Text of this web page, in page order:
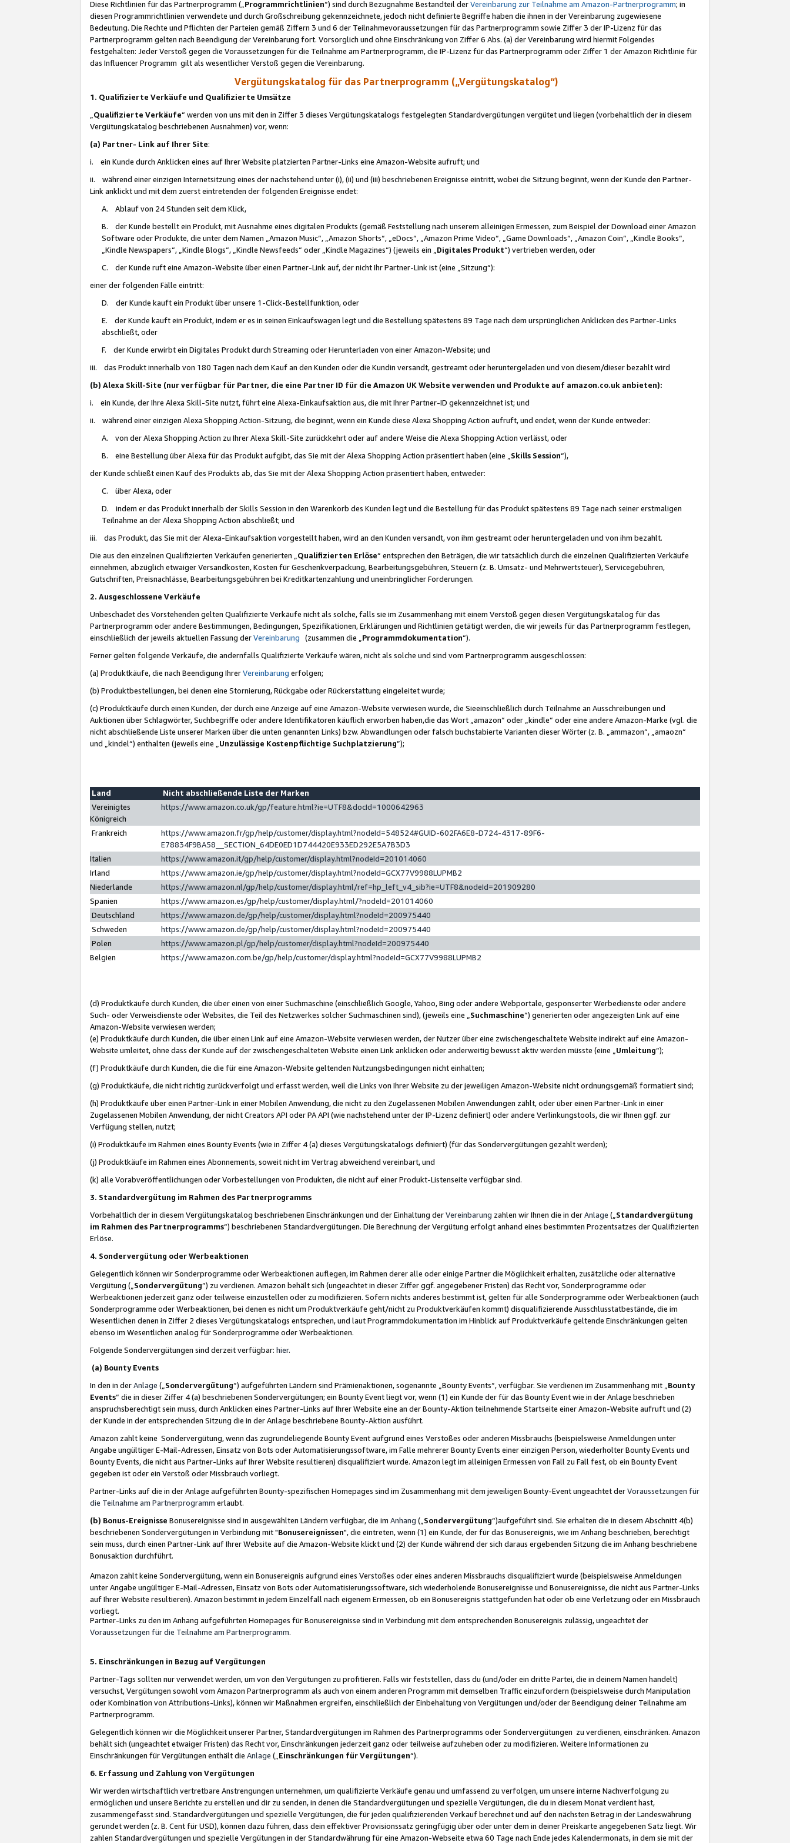
Diese Richtlinien für das Partnerprogramm („Programmrichtlinien“) sind durch Bezugnahme Bestandteil derVereinbarung zur Teilnahme am Amazon-Partnerprogramm; in
diesen Programmrichtlinien verwendete und durch Großschreibung gekennzeichnete, jedoch nicht definierte Begriffe haben die ihnen in der Vereinbarung zugewiesene
Bedeutung. Die Rechte und Pflichten der Parteien gemäß Ziffern 3 und 6 der Teilnahmevoraussetzungen für das Partnerprogramm sowie Ziffer 3 der IP-Lizenz für das
Partnerprogramm gelten nach Beendigung der Vereinbarung fort. Vorsorglich und ohne Einschränkung von Ziffer 6 Abs. (a) der Vereinbarung wird hiermit Folgendes
festgehalten: Jeder Verstoß gegen die Voraussetzungen für die Teilnahme am Partnerprogramm, die IP-Lizenz für das Partnerprogramm oder Ziffer 1 der Amazon Richtlinie für
das Influencer Programm gilt als wesentlicher Verstoß gegen die Vereinbarung.
Vergütungskatalog für das Partnerprogramm („Vergütungskatalog“)
1. Qualifizierte Verkäufe und Qualifizierte Umsätze
Qualifizierte Verkäufe“ werden von uns mit den in Ziffer 3 dieses Vergütungskatalogs festgelegten Standardvergütungen vergütet und liegen (vorbehaltlich der in diesem
Vergütungskatalog beschriebenen Ausnahmen) vor, wenn:
(a) Partner- Link auf Ihrer Site:
i. ein Kunde durch Anklicken eines auf Ihrer Website platzierten Partner-Links eine Amazon-Website aufruft; und
ii. während einer einzigen Internetsitzung eines der nachstehend unter (i), (ii) und (iii) beschriebenen Ereignisse eintritt, wobei die Sitzung beginnt, wenn der Kunde den Partner-
Link anklickt und mit dem zuerst eintretenden der folgenden Ereignisse endet:
A. Ablauf von 24 Stunden seit dem Klick,
B. der Kunde bestellt ein Produkt, mit Ausnahme eines digitalen Produkts (gemäß Feststellung nach unserem alleinigen Ermessen, zum Beispiel der Download einer Amazon
Software oder Produkte, die unter dem Namen „Amazon Music“, „Amazon Shorts“, „eDocs“, „Amazon Prime Video“, „Game Downloads“, „Amazon Coin“, „Kindle Books“,
„Kindle Newspapers“, „Kindle Blogs“, „Kindle Newsfeeds“ oder „Kindle Magazines“) (jeweils ein „ Digitales Produkt“) vertrieben werden, oder
C. der Kunde ruft eine Amazon-Website über einen Partner-Link auf, der nicht Ihr Partner-Link ist (eine „Sitzung“):
einer der folgenden Fälle eintritt:
D. der Kunde kauft ein Produkt über unsere 1-Click-Bestellfunktion, oder
E. der Kunde kauft ein Produkt, indem er es in seinen Einkaufswagen legt und die Bestellung spätestens 89 Tage nach dem ursprünglichen Anklicken des Partner-Links
abschließt, oder
F. der Kunde erwirbt ein Digitales Produkt durch Streaming oder Herunterladen von einer Amazon-Website; und
iii. das Produkt innerhalb von 180 Tagen nach dem Kauf an den Kunden oder die Kundin versandt, gestreamt oder heruntergeladen und von diesem/dieser bezahlt wird
(b) Alexa Skill-Site (nur verfügbar für Partner, die eine Partner ID für die Amazon UK Website verwenden und Produkte auf amazon.co.uk anbieten):
i. ein Kunde, der Ihre Alexa Skill-Site nutzt, führt eine Alexa-Einkaufsaktion aus, die mit Ihrer Partner-ID gekennzeichnet ist; und
ii. während einer einzigen Alexa Shopping Action-Sitzung, die beginnt, wenn ein Kunde diese Alexa Shopping Action aufruft, und endet, wenn der Kunde entweder:
A. von der Alexa Shopping Action zu Ihrer Alexa Skill-Site zurückkehrt oder auf andere Weise die Alexa Shopping Action verlässt, oder
B. eine Bestellung über Alexa für das Produkt aufgibt, das Sie mit der Alexa Shopping Action präsentiert haben (eine „ Skills Session“),
der Kunde schließt einen Kauf des Produkts ab, das Sie mit der Alexa Shopping Action präsentiert haben, entweder:
C. über Alexa, oder
D. indem er das Produkt innerhalb der Skills Session in den Warenkorb des Kunden legt und die Bestellung für das Produkt spätestens 89 Tage nach seiner erstmaligen
Teilnahme an der Alexa Shopping Action abschließt; und
iii. das Produkt, das Sie mit der Alexa-Einkaufsaktion vorgestellt haben, wird an den Kunden versandt, von ihm gestreamt oder heruntergeladen und von ihm bezahlt.
Die aus den einzelnen Qualifizierten Verkäufen generierten „ Qualifizierten Erlöse“ entsprechen den Beträgen, die wir tatsächlich durch die einzelnen Qualifizierten Verkäufe
einnehmen, abzüglich etwaiger Versandkosten, Kosten für Geschenkverpackung, Bearbeitungsgebühren, Steuern (z. B. Umsatz- und Mehrwertsteuer), Servicegebühren,
Gutschriften, Preisnachlässe, Bearbeitungsgebühren bei Kreditkartenzahlung und uneinbringlicher Forderungen.
2. Ausgeschlossene Verkäufe
Unbeschadet des Vorstehenden gelten Qualifizierte Verkäufe nicht als solche, falls sie im Zusammenhang mit einem Verstoß gegen diesen Vergütungskatalog für das
Partnerprogramm oder andere Bestimmungen, Bedingungen, Spezifikationen, Erklärungen und Richtlinien getätigt werden, die wir jeweils für das Partnerprogramm festlegen,
einschließlich der jeweils aktuellen Fassung derVereinbarung (zusammen die „ Programmdokumentation“).
Ferner gelten folgende Verkäufe, die andernfalls Qualifizierte Verkäufe wären, nicht als solche und sind vom Partnerprogramm ausgeschlossen:
(a) Produktkäufe, die nach Beendigung IhrerVereinbarung erfolgen;
(b) Produktbestellungen, bei denen eine Stornierung, Rückgabe oder Rückerstattung eingeleitet wurde;
(c) Produktkäufe durch einen Kunden, der durch eine Anzeige auf eine Amazon-Website verwiesen wurde, die Sieeinschließlich durch Teilnahme an Ausschreibungen und
Auktionen über Schlagwörter, Suchbegriffe oder andere Identifikatoren käuflich erworben haben,die das Wort „amazon“ oder „kindle“ oder eine andere Amazon-Marke (vgl. die
nicht abschließende Liste unserer Marken über die unten genannten Links) bzw. Abwandlungen oder falsch buchstabierte Varianten dieser Wörter (z. B. „ammazon“, „amaozn“
und „kindel“) enthalten (jeweils eine „ Unzulässige Kostenpflichtige Suchplatzierung”);
Land
Nicht abschließende Liste der Marken
Vereinigtes
Königreich
https://www.amazon.co.uk/gp/feature.html?ie=UTF8&docId=1000642963
Frankreich
https://www.amazon.fr/gp/help/customer/display.html?nodeId=548524#GUID-602FA6E8-D724-4317-89F6-
E78834F9BA58__SECTION_64DE0ED1D744420E933ED292E5A7B3D3
Italien
https://www.amazon.it/gp/help/customer/display.html?nodeId=201014060
Irland
https://www.amazon.ie/gp/help/customer/display.html?nodeId=GCX77V9988LUPMB2
Niederlande
https://www.amazon.nl/gp/help/customer/display.html/ref=hp_left_v4_sib?ie=UTF8&nodeId=201909280
Spanien
https://www.amazon.es/gp/help/customer/display.html/?nodeId=201014060
Deutschland
https://www.amazon.de/gp/help/customer/display.html?nodeId=200975440
Schweden
https://www.amazon.de/gp/help/customer/display.html?nodeId=200975440
Polen
https://www.amazon.pl/gp/help/customer/display.html?nodeId=200975440
Belgien
https://www.amazon.com.be/gp/help/customer/display.html?nodeId=GCX77V9988LUPMB2
(d) Produktkäufe durch Kunden, die über einen von einer Suchmaschine (einschließlich Google, Yahoo, Bing oder andere Webportale, gesponserter Werbedienste oder andere
Such- oder Verweisdienste oder Websites, die Teil des Netzwerkes solcher Suchmaschinen sind), (jeweils eine „ Suchmaschine“) generierten oder angezeigten Link auf eine
Amazon-Website verwiesen werden;
(e) Produktkäufe durch Kunden, die über einen Link auf eine Amazon-Website verwiesen werden, der Nutzer über eine zwischengeschaltete Website indirekt auf eine Amazon-
Website umleitet, ohne dass der Kunde auf der zwischengeschalteten Website einen Link anklicken oder anderweitig bewusst aktiv werden müsste (eine „ Umleitung“);
(f) Produktkäufe durch Kunden, die die für eine Amazon-Website geltenden Nutzungsbedingungen nicht einhalten;
(g) Produktkäufe, die nicht richtig zurückverfolgt und erfasst werden, weil die Links von Ihrer Website zu der jeweiligen Amazon-Website nicht ordnungsgemäß formatiert sind;
(h) Produktkäufe über einen Partner-Link in einer Mobilen Anwendung, die nicht zu den Zugelassenen Mobilen Anwendungen zählt, oder über einen Partner-Link in einer
Zugelassenen Mobilen Anwendung, der nicht Creators API oder PA API (wie nachstehend unter der IP-Lizenz definiert) oder andere Verlinkungstools, die wir Ihnen ggf. zur
Verfügung stellen, nutzt;
(i) Produktkäufe im Rahmen eines Bounty Events (wie in Ziffer 4 (a) dieses Vergütungskatalogs definiert) (für das Sondervergütungen gezahlt werden);
(j) Produktkäufe im Rahmen eines Abonnements, soweit nicht im Vertrag abweichend vereinbart, und
(k) alle Vorabveröffentlichungen oder Vorbestellungen von Produkten, die nicht auf einer Produkt-Listenseite verfügbar sind.
3. Standardvergütung im Rahmen des Partnerprogramms
Vorbehaltlich der in diesem Vergütungskatalog beschriebenen Einschränkungen und der Einhaltung derVereinbarung zahlen wir Ihnen die in derAnlage („ Standardvergütung
im Rahmen des Partnerprogramms“) beschriebenen Standardvergütungen. Die Berechnung der Vergütung erfolgt anhand eines bestimmten Prozentsatzes der Qualifizierten
Erlöse.
4. Sondervergütung oder Werbeaktionen
Gelegentlich können wir Sonderprogramme oder Werbeaktionen auflegen, im Rahmen derer alle oder einige Partner die Möglichkeit erhalten, zusätzliche oder alternative
Vergütung („ Sondervergütung”) zu verdienen. Amazon behält sich (ungeachtet in dieser Ziffer ggf. angegebener Fristen) das Recht vor, Sonderprogramme oder
Werbeaktionen jederzeit ganz oder teilweise einzustellen oder zu modifizieren. Sofern nichts anderes bestimmt ist, gelten für alle Sonderprogramme oder Werbeaktionen (auch
Sonderprogramme oder Werbeaktionen, bei denen es nicht um Produktverkäufe geht/nicht zu Produktverkäufen kommt) disqualifizierende Ausschlusstatbestände, die im
Wesentlichen denen in Ziffer 2 dieses Vergütungskatalogs entsprechen, und laut Programmdokumentation im Hinblick auf Produktverkäufe geltende Einschränkungen gelten
ebenso im Wesentlichen analog für Sonderprogramme oder Werbeaktionen.
Folgende Sondervergütungen sind derzeit verfügbar: hier.
(a) Bounty Events
In den in derAnlage („ Sondervergütung“) aufgeführten Ländern sind Prämienaktionen, sogenannte „Bounty Events“, verfügbar. Sie verdienen im Zusammenhang mit „ Bounty
Events“ die in dieser Ziffer 4 (a) beschriebenen Sondervergütungen; ein Bounty Event liegt vor, wenn (1) ein Kunde der für das Bounty Event wie in der Anlage beschrieben
anspruchsberechtigt sein muss, durch Anklicken eines Partner-Links auf Ihrer Website eine an der Bounty-Aktion teilnehmende Startseite einer Amazon-Website aufruft und (2)
der Kunde in der entsprechenden Sitzung die in der Anlage beschriebene Bounty-Aktion ausführt.
Amazon zahlt keine Sondervergütung, wenn das zugrundeliegende Bounty Event aufgrund eines Verstoßes oder anderen Missbrauchs (beispielsweise Anmeldungen unter
Angabe ungültiger E-Mail-Adressen, Einsatz von Bots oder Automatisierungssoftware, im Falle mehrerer Bounty Events einer einzigen Person, wiederholter Bounty Events und
Bounty Events, die nicht aus Partner-Links auf Ihrer Website resultieren) disqualifiziert wurde. Amazon legt im alleinigen Ermessen von Fall zu Fall fest, ob ein Bounty Event
gegeben ist oder ein Verstoß oder Missbrauch vorliegt.
Partner-Links auf die in der Anlage aufgeführten Bounty-spezifischen Homepages sind im Zusammenhang mit dem jeweiligen Bounty-Event ungeachtet derVoraussetzungen für
die Teilnahme am Partnerprogramm erlaubt.
(b) Bonus-Ereignisse Bonusereignisse sind in ausgewählten Ländern verfügbar, die im Anhang („ Sondervergütung“)aufgeführt sind. Sie erhalten die in diesem Abschnitt 4(b)
beschriebenen Sondervergütungen in Verbindung mit "Bonusereignissen", die eintreten, wenn (1) ein Kunde, der für das Bonusereignis, wie im Anhang beschrieben, berechtigt
sein muss, durch einen Partner-Link auf Ihrer Website auf die Amazon-Website klickt und (2) der Kunde während der sich daraus ergebenden Sitzung die im Anhang beschriebene
Bonusaktion durchführt.
Amazon zahlt keine Sondervergütung, wenn ein Bonusereignis aufgrund eines Verstoßes oder eines anderen Missbrauchs disqualifiziert wurde (beispielsweise Anmeldungen
unter Angabe ungültiger E-Mail-Adressen, Einsatz von Bots oder Automatisierungssoftware, sich wiederholende Bonusereignisse und Bonusereignisse, die nicht aus Partner-Links
auf Ihrer Website resultieren). Amazon bestimmt in jedem Einzelfall nach eigenem Ermessen, ob ein Bonusereignis stattgefunden hat oder ob eine Verletzung oder ein Missbrauch
vorliegt.
Partner-Links zu den im Anhang aufgeführten Homepages für Bonusereignisse sind in Verbindung mit dem entsprechenden Bonusereignis zulässig, ungeachtet der
Voraussetzungen für die Teilnahme am Partnerprogramm.
5. Einschränkungen in Bezug auf Vergütungen
Partner-Tags sollten nur verwendet werden, um von den Vergütungen zu profitieren. Falls wir feststellen, dass du (und/oder ein dritte Partei, die in deinem Namen handelt)
versuchst, Vergütungen sowohl vom Amazon Partnerprogramm als auch von einem anderen Programm mit demselben Traffic einzufordern (beispielsweise durch Manipulation
oder Kombination von Attributions-Links), können wir Maßnahmen ergreifen, einschließlich der Einbehaltung von Vergütungen und/oder der Beendigung deiner Teilnahme am
Partnerprogramm.
Gelegentlich können wir die Möglichkeit unserer Partner, Standardvergütungen im Rahmen des Partnerprogramms oder Sondervergütungen zu verdienen, einschränken. Amazon
behält sich (ungeachtet etwaiger Fristen) das Recht vor, Einschränkungen jederzeit ganz oder teilweise aufzuheben oder zu modifizieren. Weitere Informationen zu
Einschränkungen für Vergütungen enthält die Anlage („ Einschränkungen für Vergütungen“).
6. Erfassung und Zahlung von Vergütungen
Wir werden wirtschaftlich vertretbare Anstrengungen unternehmen, um qualifizierte Verkäufe genau und umfassend zu verfolgen, um unsere interne Nachverfolgung zu
ermöglichen und unsere Berichte zu erstellen und dir zu senden, in denen die Standardvergütungen und spezielle Vergütungen, die du in diesem Monat verdient hast,
zusammengefasst sind. Standardvergütungen und spezielle Vergütungen, die für jeden qualifizierenden Verkauf berechnet und auf den nächsten Betrag in der Landeswährung
gerundet werden (z. B. Cent für USD), können dazu führen, dass dein effektiver Provisionssatz geringfügig über oder unter dem in deiner Preiskarte angegebenen Satz liegt. Wir
zahlen Standardvergütungen und spezielle Vergütungen in der Standardwährung für eine Amazon-Webseite etwa 60 Tage nach Ende jedes Kalendermonats, in dem sie mit der